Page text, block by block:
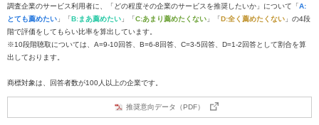
調査企業のサービス利用者に、「どの程度その企業のサービスを推奨したいか」について「A:
とても薦めたい 」「B:まあ薦めたい 」「C:あまり薦めたくない 」「D:全く薦めたくない 」の4段
階で評価をしてもらい比率を算出しています。
※10段階聴取については、A=9-10回答、B=6-8回答、C=3-5回答、D=1-2回答として割合を算
出しております。
商標対象は、回答者数が100人以上の企業です。
推奨意向データ（PDF）